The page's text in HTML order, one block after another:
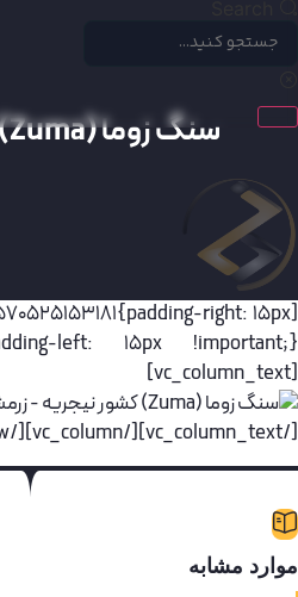
سنگ زوما (Zuma) کشور نیجریه
right: 15px
[/
مشابه